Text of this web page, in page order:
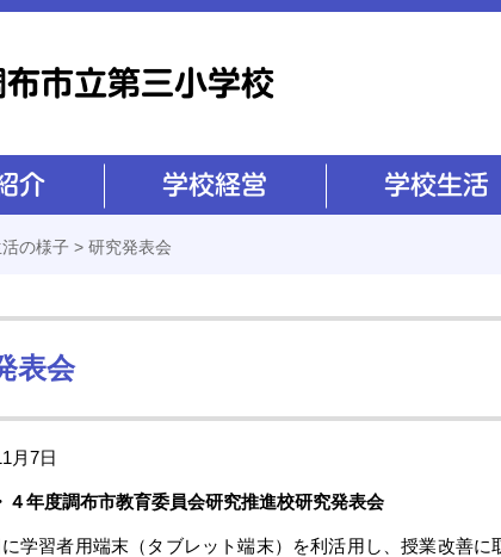
の様子 > 研究発表会
表会
月7日
４年度調布市教育委員会研究推進校研究発表会
学習者用端末（タブレット端末）を利活用し、授業改善